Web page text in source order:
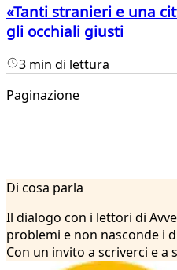
«Tanti stranieri e una
gli occhiali giusti
3 min di lettura
Paginazione
2
3
4
5
6
Di cosa parla
Il dialogo con i lettori di
problemi e non nasconde i
Con un invito a scriverci e